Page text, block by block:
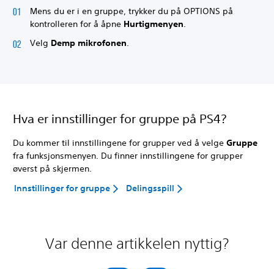
Mens du er i en gruppe, trykker du på OPTIONS på
kontrolleren for å åpne Hurtigmenyen
Velg Demp mikrofonen.
Hva er innstillinger for gruppe på PS4?
Du kommer til innstillingene for grupper ved å velge Gruppe
fra funksjonsmenyen. Du finner innstillingene for grupper
øverst på skjermen.
Innstillinger for gruppe
Delingsspill
Var denne artikkelen nyttig?